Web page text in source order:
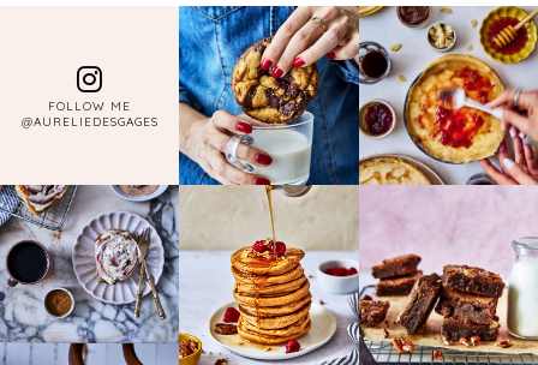
FOLLOW ME
@AURELIEDESGAGES